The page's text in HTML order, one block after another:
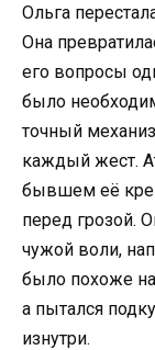
Ольга
Она
его вопросы
было
точный
каждый жест.
бывшем её
перед грозой.
чужой воли,
было похоже
а пытался
изнутри.